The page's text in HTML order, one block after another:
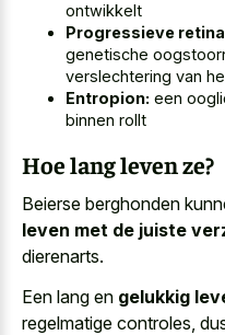
ontwikkelt
Progressieve
genetische
verslechtering van
Entropion: een
binnen rollt
Hoe lang leven ze?
Beierse berghonden
leven met de juiste
dierenarts.
Een lang en gelukkig
regelmatige controles,